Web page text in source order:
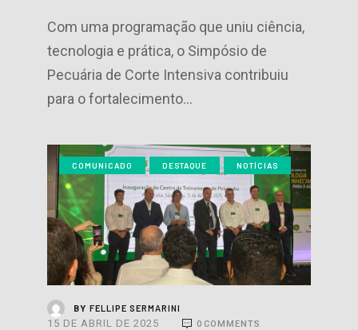
Com uma programação que uniu ciência,
tecnologia e prática, o Simpósio de
Pecuária de Corte Intensiva contribuiu
para o fortalecimento…
COMUNICADO DESTAQUE NOTÍCIAS
BY FELLIPE SERMARINI
15 DE ABRIL DE 2025 0 COMMENTS